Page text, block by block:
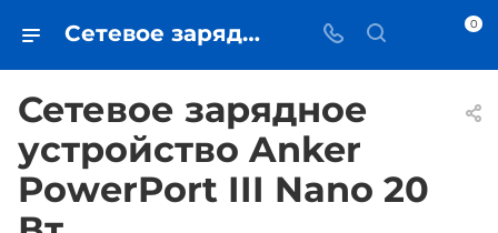
Сетевое зарядное устройство Anker PowerPort III Nano 20 Вт • купить в Самаре - iЧехол 0
Сетевое зарядное
устройство Anker
PowerPort III Nano 20